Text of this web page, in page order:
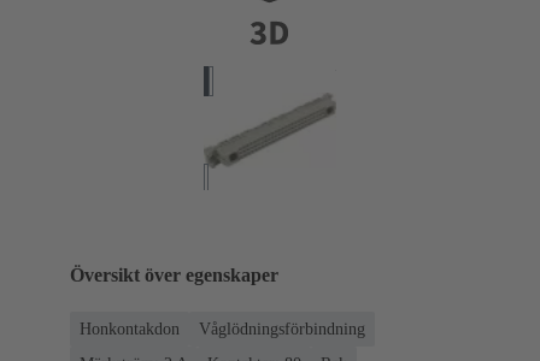
Översikt över egenskaper
Honkontakdon
Våglödningsförbindning